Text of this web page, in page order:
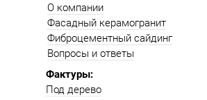
Фактуры:
Под дерево
О компании
Фасадный керамогранит
Фиброцементный сайдинг
Вопросы и ответы